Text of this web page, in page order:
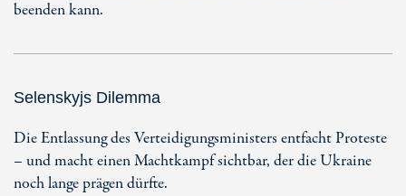
beenden kann.
Selenskyjs Dilemma
Die Entlassung des Verteidigungsministers entfacht Proteste
– und macht einen Machtkampf sichtbar, der die Ukraine
noch lange prägen dürfte.